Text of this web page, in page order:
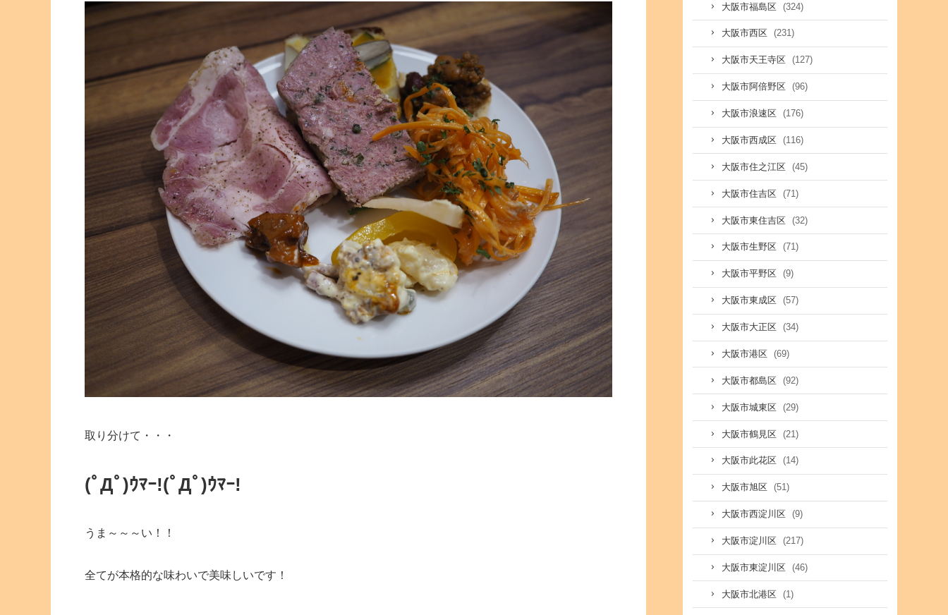
取り分けて・・・
(ﾟДﾟ)ｳﾏｰ!(ﾟДﾟ)ｳﾏｰ!
うま～～～い！！
全てが本格的な味わいで美味しいです！
大阪市福島区 (324)
大阪市西区 (231)
大阪市天王寺区 (127)
大阪市阿倍野区 (96)
大阪市浪速区 (176)
大阪市西成区 (116)
大阪市住之江区 (45)
大阪市住吉区 (71)
大阪市東住吉区 (32)
大阪市生野区 (71)
大阪市平野区 (9)
大阪市東成区 (57)
大阪市大正区 (34)
大阪市港区 (69)
大阪市都島区 (92)
大阪市城東区 (29)
大阪市鶴見区 (21)
大阪市此花区 (14)
大阪市旭区 (51)
大阪市西淀川区 (9)
大阪市淀川区 (217)
大阪市東淀川区 (46)
大阪市北港区 (1)